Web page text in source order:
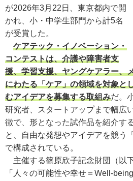
が2026年3月22日、東京都内で開
かれ、小・中学生部門から計5名
が受賞した。
ケアテック・イノベーション・
コンテストは、介護や障害者支
援、学習支援、ヤングケアラー、
にわたる「ケア」の領域を対象と
むアイデアを募集する取組みだ。
研究者、スタートアップまで幅広
徴で、形となった試作品を紹介す
と、自由な発想やアイデアを競う
で構成されている。
主催する篠原欣子記念財団（以
「人々の可能性や幸せ＝Well-